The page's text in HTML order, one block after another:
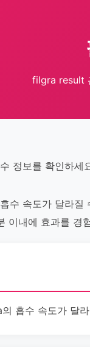
filgra result
정보를 확인하세
수 속도가 달라
이내에 효과를 경
흡수 속도가 달